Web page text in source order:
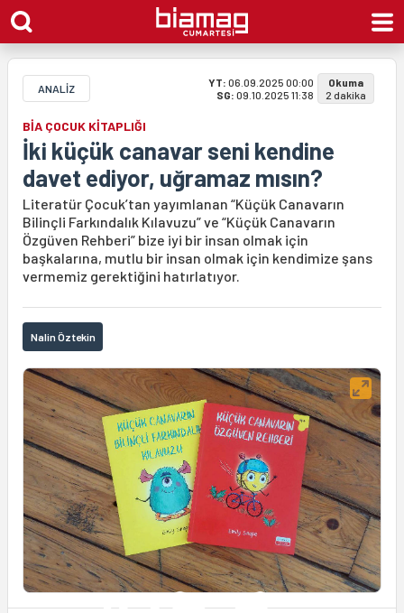
ANALİZ YT: 06.09.2025 00:00
SG: 09.10.2025 11:38
Okuma
2 dakika
BİA ÇOCUK KİTAPLIĞI
İki küçük canavar seni kendine
davet ediyor, uğramaz mısın?
Literatür Çocuk’tan yayımlanan “Küçük Canavarın
Bilinçli Farkındalık Kılavuzu” ve “Küçük Canavarın
Özgüven Rehberi” bize iyi bir insan olmak için
başkalarına, mutlu bir insan olmak için kendimize şans
vermemiz gerektiğini hatırlatıyor.
Nalin Öztekin